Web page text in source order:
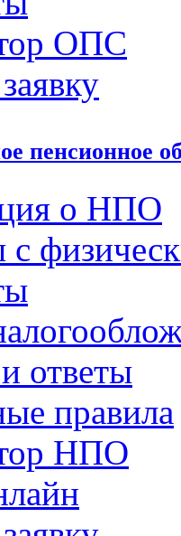
ОПС
пенсионное
о НПО
с
ответы
правила
НПО